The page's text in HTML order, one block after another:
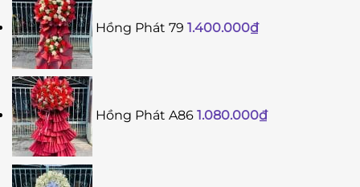
Hồng Phát 79 1.400.000₫
Hồng Phát A86 1.080.000₫